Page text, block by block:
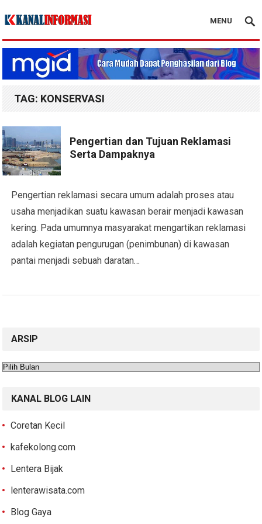
Blog Kanal Info
MENU
TAG: KONSERVASI
Pengertian dan Tujuan Reklamasi
Serta Dampaknya
Pengertian reklamasi secara umum adalah proses atau
usaha menjadikan suatu kawasan berair menjadi kawasan
kering. Pada umumnya masyarakat mengartikan reklamasi
adalah kegiatan pengurugan (penimbunan) di kawasan
pantai menjadi sebuah daratan…
ARSIP
Arsip
KANAL BLOG LAIN
Coretan Kecil
kafekolong.com
Lentera Bijak
lenterawisata.com
Blog Gaya